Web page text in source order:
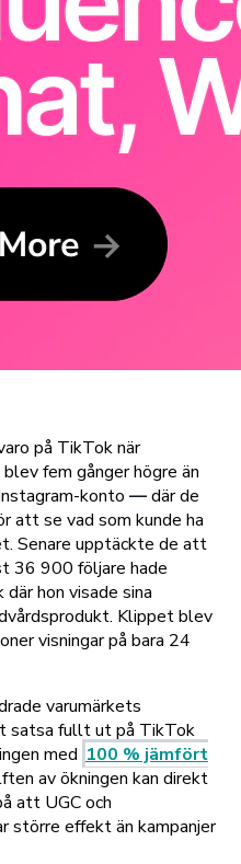
på TikTok när
fem gånger högre än
konto —där de
att se vad som kunde ha
Senare upptäckte de att
36 900 följare hade
hon visade sina
Klippet blev
visningar på bara 24
varumärkets
satsa fullt ut på TikTok
med 100 % jämfört
av ökningen kan direkt
att UGC och
större effekt än kampanjer